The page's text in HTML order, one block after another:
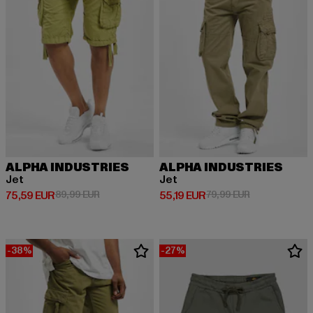
ALPHA INDUSTRIES
Jet
75,59 EUR
Derzeitiger Preis: 75,59 EUR
89,99 EURAktionspreis: 89,99 EUR
ALPHA INDUSTRIES
Jet
55,19 EUR
Derzeitiger Preis: 55,19 EUR
79,99 EURAktionspreis:
-38% -27%